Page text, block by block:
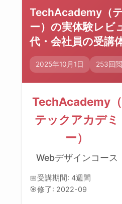
TechAcademy（
ー）の実体験レビ
代・会社員の受講
2025年10月1日 253回
TechAcademy（
テックアカデミ
ー）
Webデザインコース
📅受講期間: 4週間
🎯修了: 2022-09